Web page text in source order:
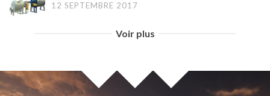
12 SEPTEMBRE 2017
Voir plus